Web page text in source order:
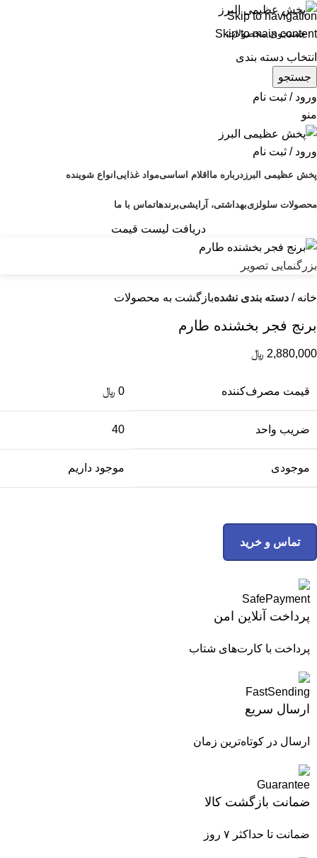
Skip to navigation
Skip to main content
انتخاب دسته بندی
جستجو
ورود / ثبت نام
منو
ورود / ثبت نام
پخش عظیمی البرز درباره مااقلام اساسیمواد غذاییانواع شوینده
محصولات سلولزیبهداشتی، آرایشیبرندهاتماس با ما
دریافت لیست قیمت
بزرگنمایی تصویر
خانه دسته بندی نشدهبازگشت به محصولات
برنج فجر بخشنده طارم
2,880,000 ﷼
قیمت مصرف‌کننده 0 ﷼
ضریب واحد 40
موجودی موجود داریم
تماس و خرید
پرداخت آنلاین امن
پرداخت با کارت‌های شتاب
ارسال سریع
ارسال در کوتاه‌ترین زمان
ضمانت بازگشت کالا
ضمانت تا حداکثر ۷ روز